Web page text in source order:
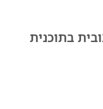
בתוכנית